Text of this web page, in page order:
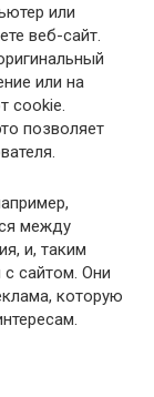
или
веб-сайт.
или на
cookie.
позволяет
между
и, таким
сайтом. Они
которую